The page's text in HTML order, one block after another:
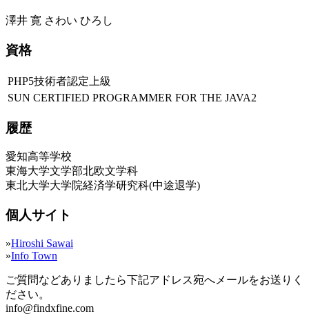
澤井 寛 さわい ひろし
資格
PHP5技術者認定上級
SUN CERTIFIED PROGRAMMER FOR THE JAVA2
履歴
愛知高等学校
東海大学文学部北欧文学科
東北大学大学院経済学研究科(中途退学)
個人サイト
»Hiroshi Sawai
»Info Town
ご質問などありましたら下記アドレス宛へメールをお送りく
ださい。
info@findxfine.com